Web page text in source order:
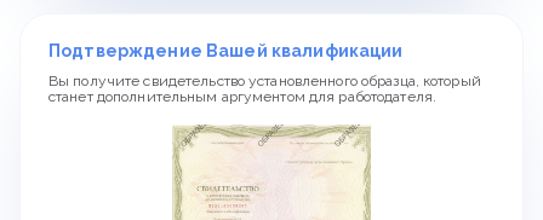
Подтверждение Вашей квалификации
Вы получите свидетельство установленного образца, который
станет дополнительным аргументом для работодателя.